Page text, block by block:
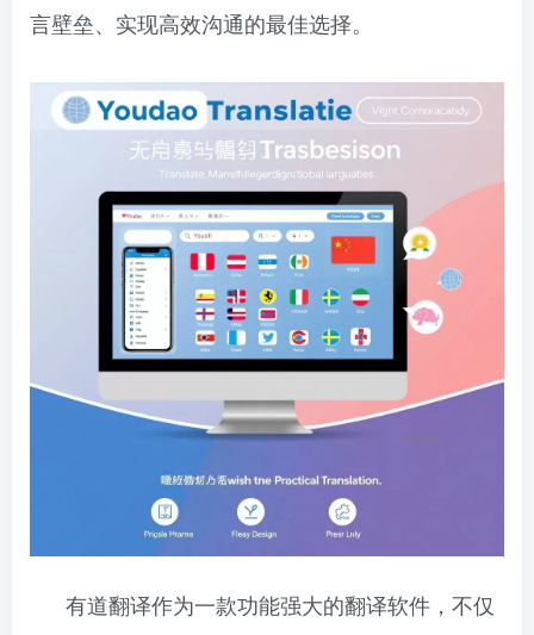
言壁垒、实现高效沟通的最佳选择。
有道翻译作为一款功能强大的翻译软件，不仅